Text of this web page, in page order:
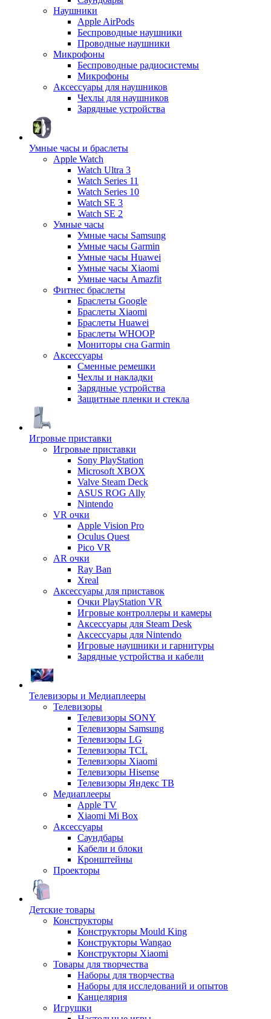
Наушники
Apple AirPods
Беспроводные наушники
Проводные наушники
Микрофоны
Беспроводные радиосистемы
Микрофоны
Аксессуары для наушников
Чехлы для наушников
Зарядные устройства
Умные часы и браслеты
Apple Watch
Watch Ultra 3
Watch Series 11
Watch Series 10
Watch SE 3
Watch SE 2
Умные часы
Умные часы Samsung
Умные часы Garmin
Умные часы Huawei
Умные часы Xiaomi
Умные часы Amazfit
Фитнес браслеты
Браслеты Google
Браслеты Xiaomi
Браслеты Huawei
Браслеты WHOOP
Мониторы сна Garmin
Аксессуары
Сменные ремешки
Чехлы и накладки
Зарядные устройства
Защитные пленки и стекла
Игровые приставки
Игровые приставки
Sony PlayStation
Microsoft XBOX
Valve Steam Deck
ASUS ROG Ally
Nintendo
VR очки
Apple Vision Pro
Oculus Quest
Pico VR
AR очки
Ray Ban
Xreal
Аксессуары для приставок
Очки PlayStation VR
Игровые контроллеры и камеры
Аксессуары для Steam Desk
Аксессуары для Nintendo
Игровые наушники и гарнитуры
Зарядные устройства и кабели
Телевизоры и Медиаплееры
Телевизоры
Телевизоры SONY
Телевизоры Samsung
Телевизоры LG
Телевизоры TCL
Телевизоры Xiaomi
Телевизоры Hisense
Телевизоры Яндекс ТВ
Медиаплееры
Apple TV
Xiaomi Mi Box
Аксессуары
Саундбары
Кабели и блоки
Кронштейны
Проекторы
Детские товары
Конструкторы
Конструкторы Mould King
Конструкторы Wangao
Конструкторы Xiaomi
Товары для творчества
Наборы для творчества
Наборы для исследований и опытов
Канцелярия
Игрушки